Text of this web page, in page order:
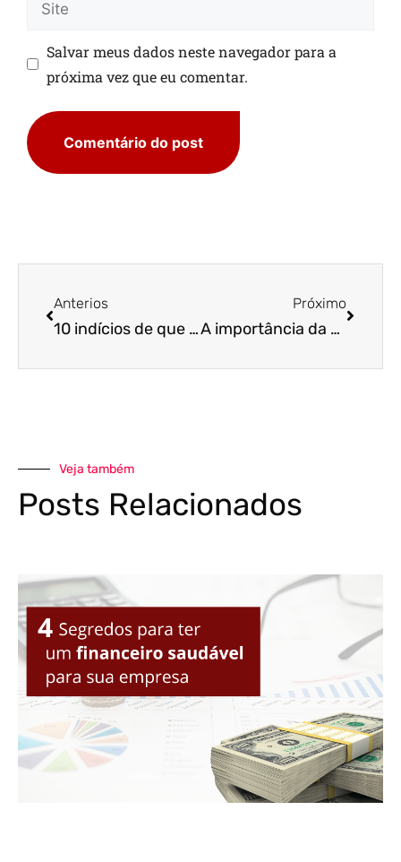
Salvar meus dados neste navegador para a
próxima vez que eu comentar.
Anterios
10 indícios de que os seus consumidores da construção civil estão mudando!
Próximo
A importância da Gestão de Pessoas na Construção Civil
Veja também
Posts Relacionados